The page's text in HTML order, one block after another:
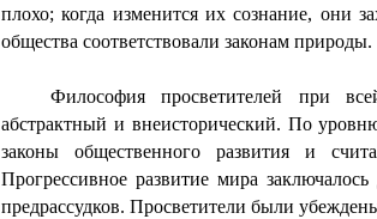
плохо; когда изменится их сознание, они
общества соответствовали законам природы.
Философия просветителей при
абстрактный и внеисторический. По
законы общественного развития и
Прогрессивное развитие мира
предрассудков. Просветители были